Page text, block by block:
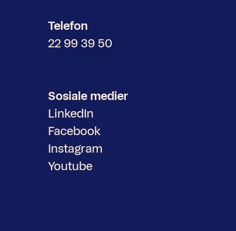
Telefon
22 99 39 50
Sosiale medier
LinkedIn
Facebook
Instagram
Youtube